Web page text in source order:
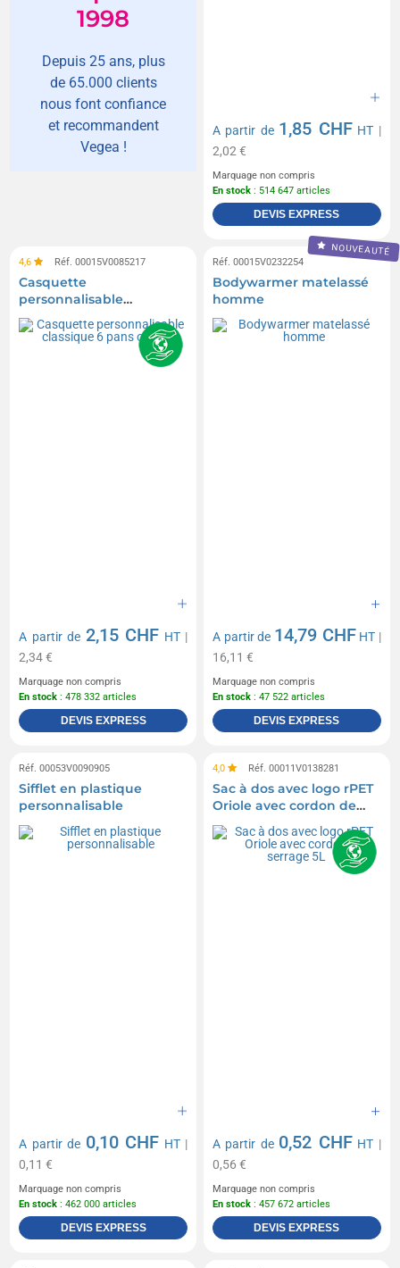
1998
Depuis 25 ans, plus
de 65.000 clients
nous font confiance
et recommandent
Vegea !
A partir de 1,85 CHF HT |
2,02 €
Marquage non compris
En stock : 514 647 articles
DEVIS EXPRESS
4,6 Réf. 00015V0085217
Casquette
personnalisable
classique 6 pans orlando
A partir de 2,15 CHF HT|
2,34 €
Marquage non compris
En stock : 478 332 articles
DEVIS EXPRESS
NOUVEAUTÉ
Réf. 00015V0232254
Bodywarmer matelassé
homme
A partir de 14,79 CHF HT |
16,11 €
Marquage non compris
En stock : 47 522 articles
DEVIS EXPRESS
Réf. 00053V0090905
Sifflet en plastique
personnalisable
A partir de 0,10 CHF HT|
0,11 €
Marquage non compris
En stock : 462 000 articles
DEVIS EXPRESS
4,0 Réf. 00011V0138281
Sac à dos avec logo rPET
Oriole avec cordon de
serrage 5L
A partir de 0,52 CHF HT |
0,56 €
Marquage non compris
En stock : 457 672 articles
DEVIS EXPRESS